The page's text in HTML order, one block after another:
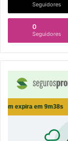
Seguidores
0
Seguidores